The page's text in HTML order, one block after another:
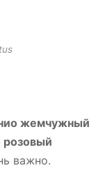
жемчужный
розовый
важно.